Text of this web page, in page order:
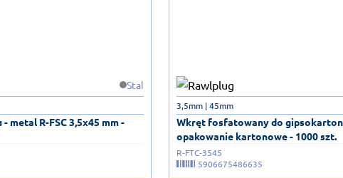
Stal
R-FSC 3,5x45 mm -
Wkręt fosfatowany do
opakowanie kartonowe - 1000 szt.
3,5mm | 45mm
R-FTC-3545
5906675486635